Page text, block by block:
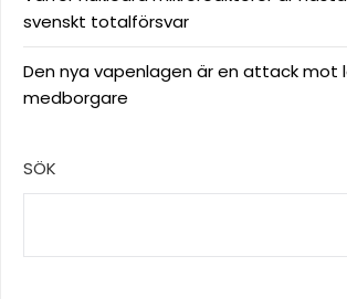
svenskt totalförsvar
Den nya vapenlagen är en attack mot
medborgare
SÖK